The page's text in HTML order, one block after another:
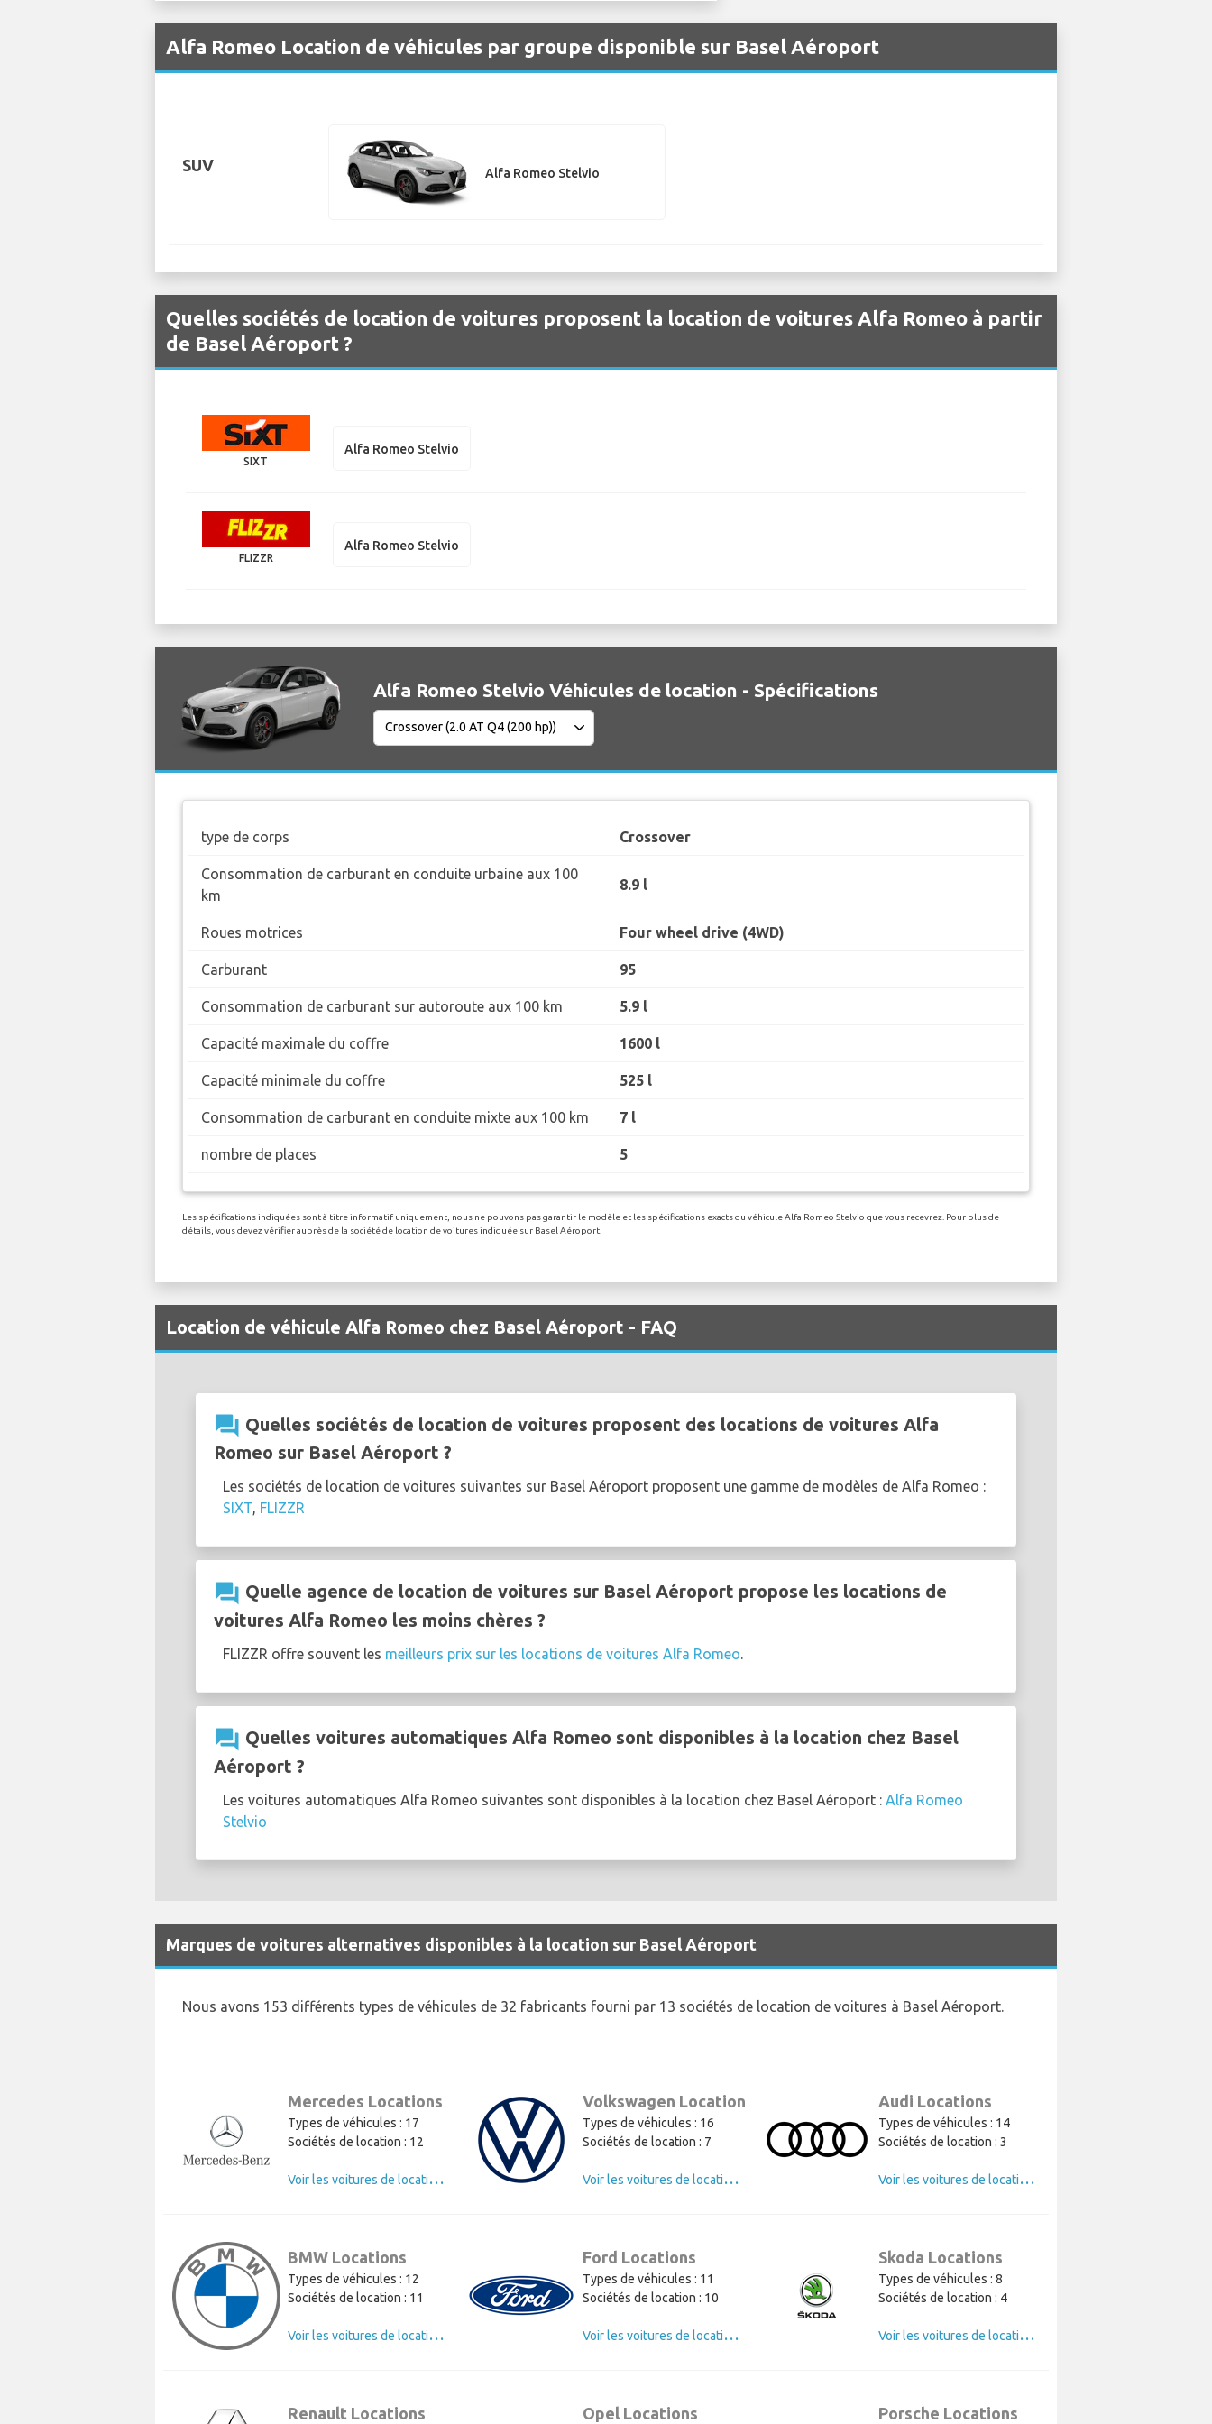
Alfa Romeo Location de véhicules par groupe disponible sur Basel Aéroport
SUV Alfa Romeo Stelvio
Quelles sociétés de location de voitures proposent la location de voitures Alfa Romeo à partir
de Basel Aéroport ?
SIXT
Alfa Romeo Stelvio
FLIZZR
Alfa Romeo Stelvio
Alfa Romeo Stelvio Véhicules de location - Spécifications
type de corps Crossover
Consommation de carburant en conduite urbaine aux 100
km
8.9 l
Roues motrices Four wheel drive (4WD)
Carburant 95
Consommation de carburant sur autoroute aux 100 km 5.9 l
Capacité maximale du coffre 1600 l
Capacité minimale du coffre 525 l
Consommation de carburant en conduite mixte aux 100 km 7 l
nombre de places 5
Les spécifications indiquées sont à titre informatif uniquement, nous ne pouvons pas garantir le modèle et les spécifications exacts du véhicule Alfa Romeo Stelvio que vous recevrez. Pour plus de
détails, vous devez vérifier auprès de la société de location de voitures indiquée sur Basel Aéroport.
Location de véhicule Alfa Romeo chez Basel Aéroport - FAQ
question_answer Quelles sociétés de location de voitures proposent des locations de voitures Alfa
Romeo sur Basel Aéroport ?
Les sociétés de location de voitures suivantes sur Basel Aéroport proposent une gamme de modèles de Alfa Romeo :
SIXT, FLIZZR
question_answer Quelle agence de location de voitures sur Basel Aéroport propose les locations de
voitures Alfa Romeo les moins chères ?
FLIZZR offre souvent les meilleurs prix sur les locations de voitures Alfa Romeo.
question_answer Quelles voitures automatiques Alfa Romeo sont disponibles à la location chez Basel
Aéroport ?
Les voitures automatiques Alfa Romeo suivantes sont disponibles à la location chez Basel Aéroport : Alfa Romeo
Stelvio
Marques de voitures alternatives disponibles à la location sur Basel Aéroport
Nous avons 153 différents types de véhicules de 32 fabricants fourni par 13 sociétés de location de voitures à Basel Aéroport.
Mercedes Locations
Types de véhicules : 17
Sociétés de location : 12
V
oir les voitures de location de Mercedes
Volkswagen Locations
Types de véhicules : 16
Sociétés de location : 7
V
oir les voitures de location de Volkswagen
Audi Locations
Types de véhicules : 14
Sociétés de location : 3
V
oir les voitures de location de Audi
BMW Locations
Types de véhicules : 12
Sociétés de location : 11
V
oir les voitures de location de BMW
Ford Locations
Types de véhicules : 11
Sociétés de location : 10
V
oir les voitures de location de Ford
Skoda Locations
Types de véhicules : 8
Sociétés de location : 4
V
oir les voitures de location de Skoda
Renault Locations Opel Locations Porsche Locations